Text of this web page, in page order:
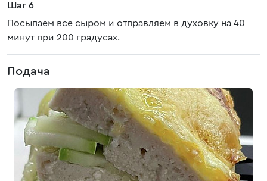
Шаг 6
Посыпаем все сыром и отправляем в духовку на 40
минут при 200 градусах.
Подача